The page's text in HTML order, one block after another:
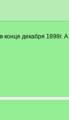
декабря 1898г.